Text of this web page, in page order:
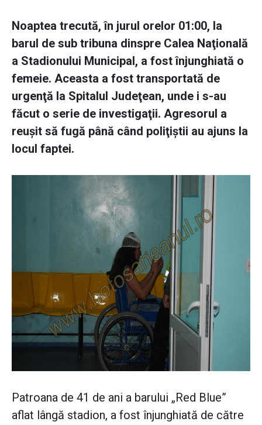
Noaptea trecută, în jurul orelor 01:00, la
barul de sub tribuna dinspre Calea Naţională
a Stadionului Municipal, a fost înjunghiată o
femeie. Aceasta a fost transportată de
urgenţă la Spitalul Judeţean, unde i s-au
făcut o serie de investigaţii. Agresorul a
reuşit să fugă până când poliţiştii au ajuns la
locul faptei.
Patroana de 41 de ani a barului „Red Blue”
aflat lângă stadion, a fost înjunghiată de către